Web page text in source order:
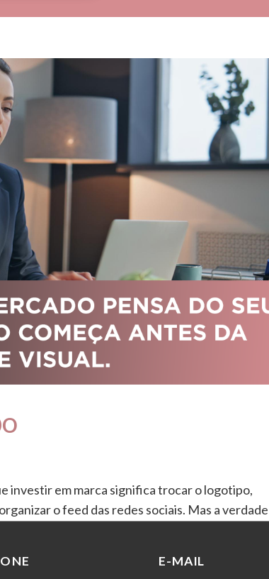
investir em marca significa trocar o logotipo,
o feed das redes sociais. Mas a
E-MAIL